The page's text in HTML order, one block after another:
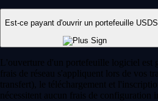
Est-ce payant d'ouvrir un portefeuille
L'ouverture d'un portefeuille logiciel est
frais de réseau s'appliquent lors de vos
transfert), le téléchargement et
nécessitent aucun frais de configuration